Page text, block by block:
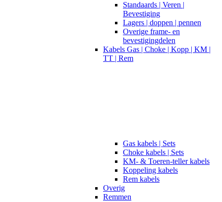
Standaards | Veren |
Bevestiging
Lagers | doppen | pennen
Overige frame- en
bevestigingdelen
Kabels Gas | Choke | Kopp | KM |
TT | Rem
Gas kabels | Sets
Choke kabels | Sets
KM- & Toeren-teller kabels
Koppeling kabels
Rem kabels
Overig
Remmen